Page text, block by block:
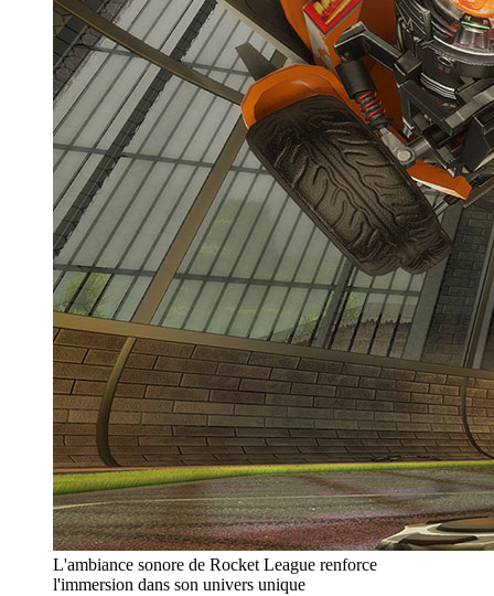
L'ambiance sonore de Rocket League renforce
l'immersion dans son univers unique